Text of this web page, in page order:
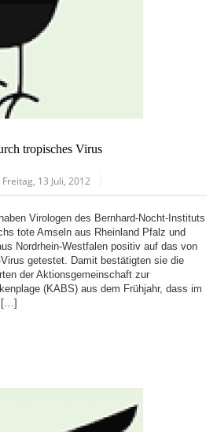
tropisches Virus
Freitag, 13 Juli, 2012
Virologen des Bernhard-Nocht-Instituts
tote Amseln aus Rheinland Pfalz und
Nordrhein-Westfalen positiv auf das von
getestet. Damit bestätigten sie die
der Aktionsgemeinschaft zur
(KABS) aus dem Frühjahr, dass im
[…]